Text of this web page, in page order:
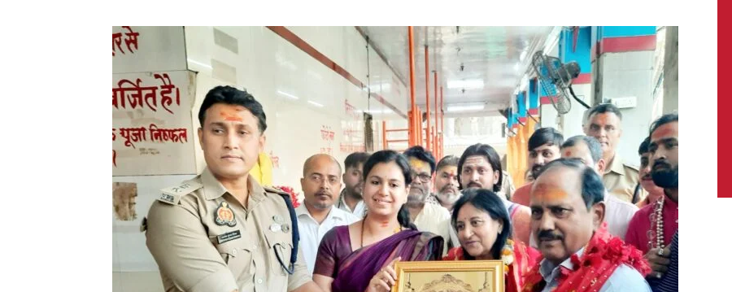
News,
Latest